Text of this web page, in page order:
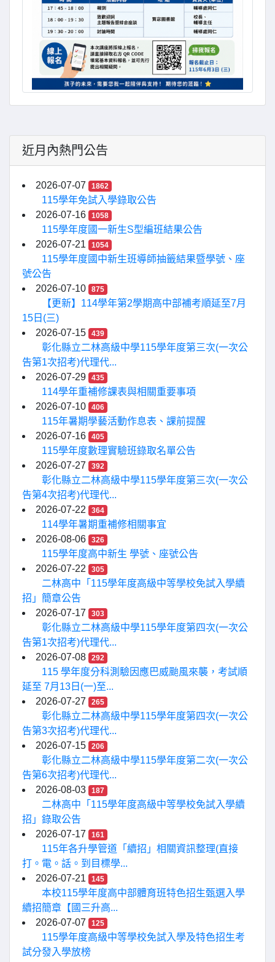
近月內熱門公告
2026-07-07 1862
115學年免試入學錄取公告
2026-07-16
1058
115學年度國一新生S型編班結果公告
2026-07-21
1054
115學年度國中新生班導師抽籤結果暨學號、座
號公告
2026-07-10
875
【更新】114學年第2學期高中部補考順延至7月
15日(三)
2026-07-15
439
彰化縣立二林高級中學115學年度第三次(一次公
告第1次招考)代理代...
2026-07-29
435
114學年重補修課表與相關重要事項
2026-07-10
406
115年暑期學藝活動作息表、課前提醒
2026-07-16
405
115學年度數理實驗班錄取名單公告
2026-07-27
392
彰化縣立二林高級中學115學年度第三次(一次公
告第4次招考)代理代...
2026-07-22
364
114學年暑期重補修相關事宜
2026-08-06
326
115學年度高中新生 學號、座號公告
2026-07-22
305
二林高中「115學年度高級中等學校免試入學續
招」簡章公告
2026-07-17
303
彰化縣立二林高級中學115學年度第四次(一次公
告第1次招考)代理代...
2026-07-08
292
115 學年度分科測驗因應巴威颱風來襲，考試順
延至 7月13日(一)至...
2026-07-27
265
彰化縣立二林高級中學115學年度第四次(一次公
告第3次招考)代理代...
2026-07-15
206
彰化縣立二林高級中學115學年度第二次(一次公
告第6次招考)代理代...
2026-08-03
187
二林高中「115學年度高級中等學校免試入學續
招」錄取公告
2026-07-17
161
115年各升學管道「續招」相關資訊整理(直接
打。電。話。到目標學...
2026-07-21
145
本校115學年度高中部體育班特色招生甄選入學
續招簡章【國三升高...
2026-07-07
125
115學年度高級中等學校免試入學及特色招生考
試分發入學放榜